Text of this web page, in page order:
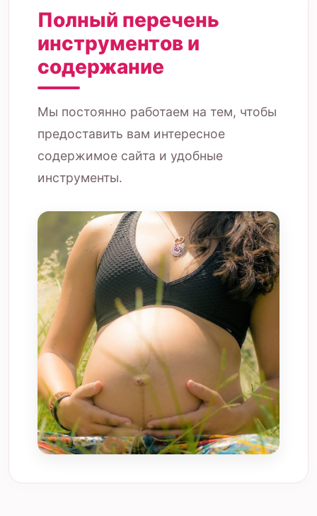
Полный перечень
инструментов и
содержание
Мы постоянно работаем на тем, чтобы
предоставить вам интересное
содержимое сайта и удобные
инструменты.